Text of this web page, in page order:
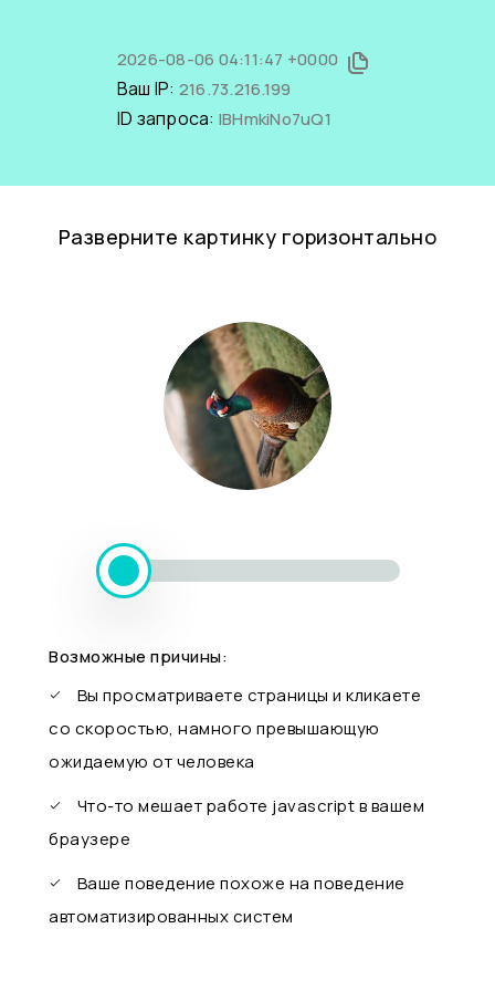
2026-08-06 04:11:47 +0000
Ваш IP: 216.73.216.199
ID запроса: lBHmkiNo7uQ1
Разверните картинку горизонтально
Возможные причины:
Вы просматриваете страницы и кликаете
со скоростью, намного превышающую
ожидаемую от человека
Что-то мешает работе javascript в вашем
браузере
Ваше поведение похоже на поведение
автоматизированных систем